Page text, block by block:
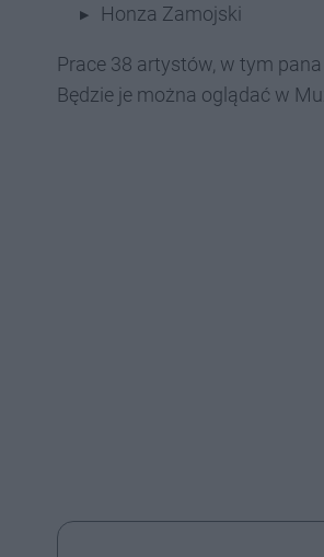
Honza Zamojski
Prace 38 artystów, w tym
Będzie je można oglądać w